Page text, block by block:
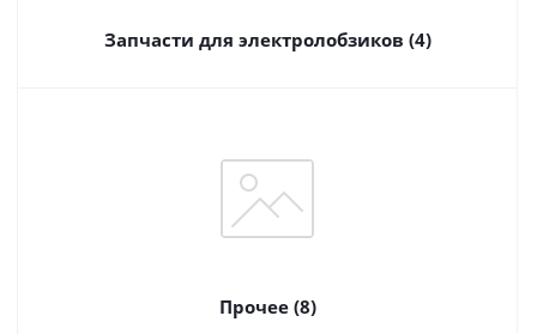
Запчасти для электролобзиков (4)
Прочее (8)